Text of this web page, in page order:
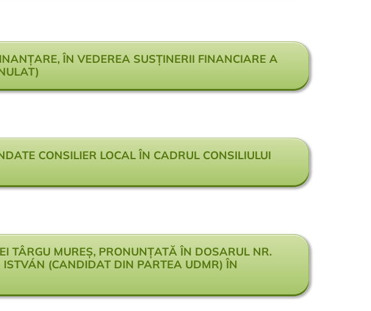
ÎN VEDEREA SUSȚINERII FINANCIARE A
CONSILIER LOCAL ÎN CADRUL CONSILIULUI
TÂRGU MUREȘ, PRONUNȚATĂ ÎN DOSARUL NR.
(CANDIDAT DIN PARTEA UDMR) ÎN